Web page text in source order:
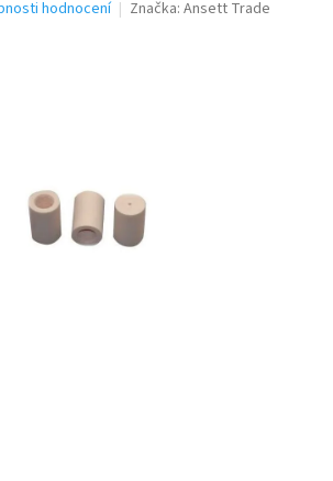
hodnocení Značka: Ansett Trade